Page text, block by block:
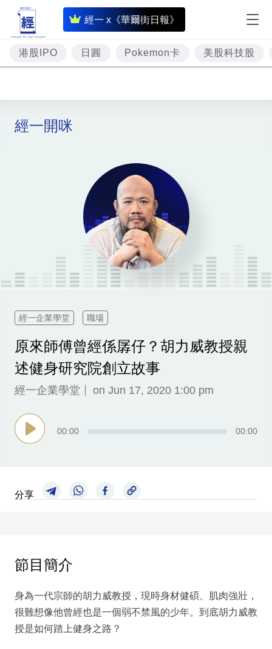
經一 x《華爾街日報》
即
時
財
經
理
財
科
場
生
活
事
訂
港股IPO 日圓 Pokemon卡 美股科技股
經一開咪
經一企業學堂 職場
原來師傅曾經係孱仔？胡力威教授親
述健身研究院創立故事
經一企業學堂 on Jun 17, 2020 1:00 pm
00:00 00:00
分享
節目簡介
身為一代宗師的胡力威教授，現時身材健碩、肌肉強壯，
很難想像他曾經也是一個弱不禁風的少年。到底胡力威教
授是如何踏上健身之路？